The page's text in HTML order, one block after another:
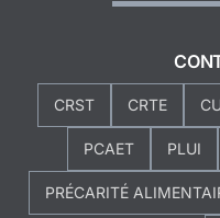
CRST CRTE
PCAET PLUI
PRÉCARITÉ